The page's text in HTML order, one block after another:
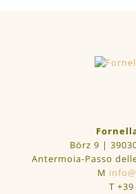
Börz 9 |
Antermoia-Passo
M
T